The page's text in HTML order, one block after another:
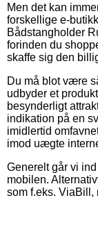
Men det kan
forskellige e-
Bådstangholder
forinden du
skaffe sig den
Du må blot være
udbyder et
besynderligt
indikation på en
imidlertid
imod uægte
Generelt går vi
mobilen.
som f.eks. ViaBill,